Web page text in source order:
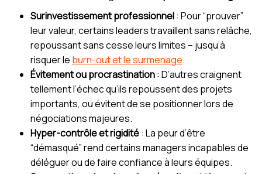
Surinvestissement professionnel: Pour “prouver”
leur valeur, certains leaders travaillent sans relâche,
repoussant sans cesse leurs limites – jusqu’à
risquer le burn-out et le surmenage.
Évitement ou procrastination: D’autres craignent
tellement l’échec qu’ils repoussent des projets
importants, ou évitent de se positionner lors de
négociations majeures.
Hyper-contrôle et rigidité: La peur d’être
“démasqué” rend certains managers incapables de
déléguer ou de faire confiance à leurs équipes.